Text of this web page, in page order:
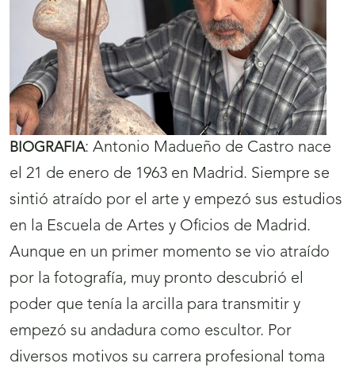
BIOGRAFIA: Antonio Madueño de Castro nace
el 21 de enero de 1963 en Madrid. Siempre se
sintió atraído por el arte y empezó sus estudios
en la Escuela de Artes y Oficios de Madrid.
Aunque en un primer momento se vio atraído
por la fotografía, muy pronto descubrió el
poder que tenía la arcilla para transmitir y
empezó su andadura como escultor. Por
diversos motivos su carrera profesional toma